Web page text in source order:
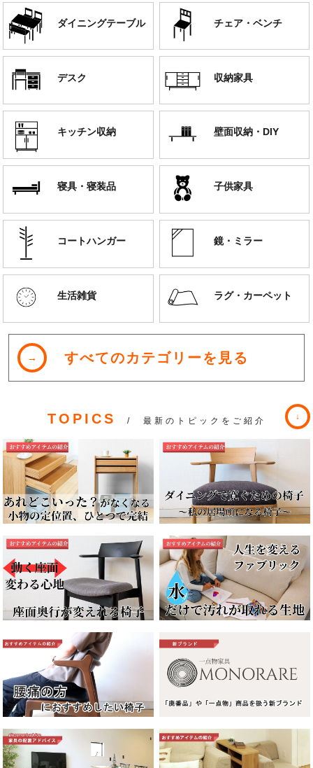
ダイニングテーブル チェア・ベンチ
デスク 収納家具
キッチン収納 壁面収納・DIY
寝具・寝装品 子供家具
コートハンガー 鏡・ミラー
生活雑貨 ラグ・カーペット
すべてのカテゴリーを見る
TOPICS / 最新のトピックをご紹介